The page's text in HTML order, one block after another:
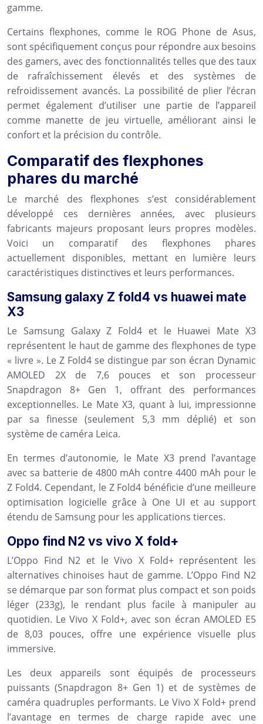
gamme.
Certains flexphones, comme le ROG Phone de Asus,
sont spécifiquement conçus pour répondre aux besoins
des gamers, avec des fonctionnalités telles que des taux
de rafraîchissement élevés et des systèmes de
refroidissement avancés. La possibilité de plier l’écran
permet également d’utiliser une partie de l’appareil
comme manette de jeu virtuelle, améliorant ainsi le
confort et la précision du contrôle.
Comparatif des flexphones
phares du marché
Le marché des flexphones s’est considérablement
développé ces dernières années, avec plusieurs
fabricants majeurs proposant leurs propres modèles.
Voici un comparatif des flexphones phares
actuellement disponibles, mettant en lumière leurs
caractéristiques distinctives et leurs performances.
Samsung galaxy Z fold4 vs huawei mate
X3
Le Samsung Galaxy Z Fold4 et le Huawei Mate X3
représentent le haut de gamme des flexphones de type
« livre ». Le Z Fold4 se distingue par son écran Dynamic
AMOLED 2X de 7,6 pouces et son processeur
Snapdragon 8+ Gen 1, offrant des performances
exceptionnelles. Le Mate X3, quant à lui, impressionne
par sa finesse (seulement 5,3 mm déplié) et son
système de caméra Leica.
En termes d’autonomie, le Mate X3 prend l’avantage
avec sa batterie de 4800 mAh contre 4400 mAh pour le
Z Fold4. Cependant, le Z Fold4 bénéficie d’une meilleure
optimisation logicielle grâce à One UI et au support
étendu de Samsung pour les applications tierces.
Oppo find N2 vs vivo X fold+
L’Oppo Find N2 et le Vivo X Fold+ représentent les
alternatives chinoises haut de gamme. L’Oppo Find N2
se démarque par son format plus compact et son poids
léger (233g), le rendant plus facile à manipuler au
quotidien. Le Vivo X Fold+, avec son écran AMOLED E5
de 8,03 pouces, offre une expérience visuelle plus
immersive.
Les deux appareils sont équipés de processeurs
puissants (Snapdragon 8+ Gen 1) et de systèmes de
caméra quadruples performants. Le Vivo X Fold+ prend
l’avantage en termes de charge rapide avec une